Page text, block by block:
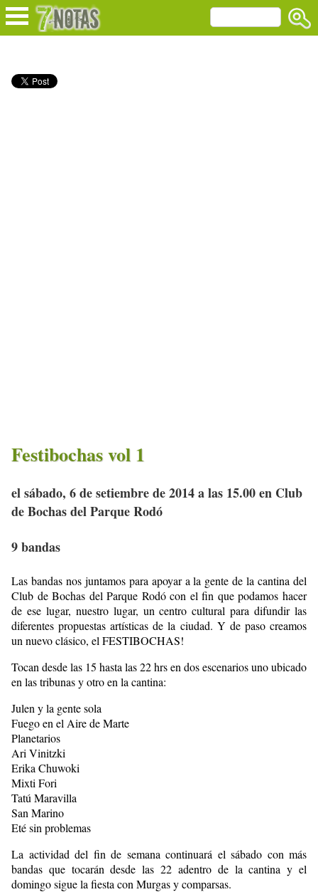
Festibochas vol 1
el sábado, 6 de setiembre de 2014 a las 15.00 en Club
de Bochas del Parque Rodó
9 bandas
Las bandas nos juntamos para apoyar a la gente de la cantina del
Club de Bochas del Parque Rodó con el fin que podamos hacer
de ese lugar, nuestro lugar, un centro cultural para difundir las
diferentes propuestas artísticas de la ciudad. Y de paso creamos
un nuevo clásico, el FESTIBOCHAS!
Tocan desde las 15 hasta las 22 hrs en dos escenarios uno ubicado
en las tribunas y otro en la cantina:
Julen y la gente sola
Fuego en el Aire de Marte
Planetarios
Ari Vinitzki
Erika Chuwoki
Mixti Fori
Tatú Maravilla
San Marino
Eté sin problemas
La actividad del fin de semana continuará el sábado con más
bandas que tocarán desde las 22 adentro de la cantina y el
domingo sigue la fiesta con Murgas y comparsas.